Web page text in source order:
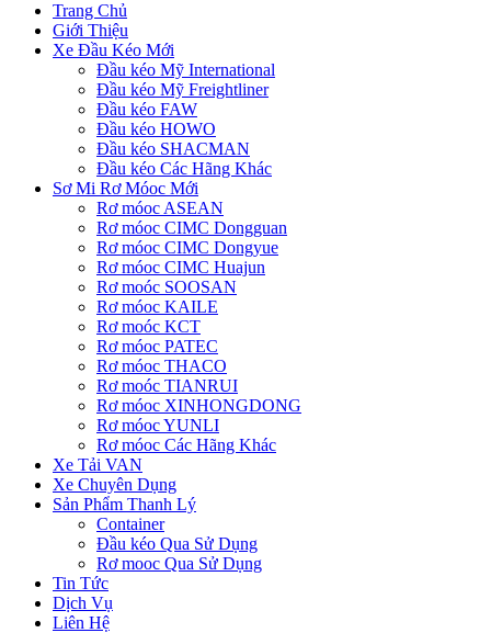
Trang Chủ
Giới Thiệu
Xe Đầu Kéo Mới
Đầu kéo Mỹ International
Đầu kéo Mỹ Freightliner
Đầu kéo FAW
Đầu kéo HOWO
Đầu kéo SHACMAN
Đầu kéo Các Hãng Khác
Sơ Mi Rơ Móoc Mới
Rơ móoc ASEAN
Rơ móoc CIMC Dongguan
Rơ móoc CIMC Dongyue
Rơ móoc CIMC Huajun
Rơ moóc SOOSAN
Rơ móoc KAILE
Rơ moóc KCT
Rơ móoc PATEC
Rơ móoc THACO
Rơ moóc TIANRUI
Rơ móoc XINHONGDONG
Rơ móoc YUNLI
Rơ móoc Các Hãng Khác
Xe Tải VAN
Xe Chuyên Dụng
Sản Phẩm Thanh Lý
Container
Đầu kéo Qua Sử Dụng
Rơ mooc Qua Sử Dụng
Tin Tức
Dịch Vụ
Liên Hệ